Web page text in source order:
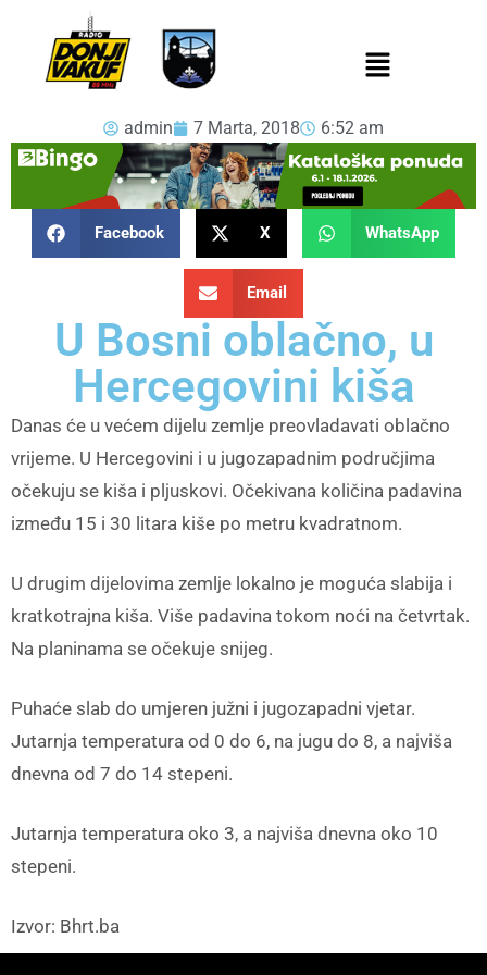
admin 7 Marta, 2018 6:52 am
Facebook X WhatsApp
Email
U Bosni oblačno, u
Hercegovini kiša
Danas će u većem dijelu zemlje preovladavati oblačno
vrijeme. U Hercegovini i u jugozapadnim područjima
očekuju se kiša i pljuskovi. Očekivana količina padavina
između 15 i 30 litara kiše po metru kvadratnom.
U drugim dijelovima zemlje lokalno je moguća slabija i
kratkotrajna kiša. Više padavina tokom noći na četvrtak.
Na planinama se očekuje snijeg.
Puhaće slab do umjeren južni i jugozapadni vjetar.
Jutarnja temperatura od 0 do 6, na jugu do 8, a najviša
dnevna od 7 do 14 stepeni.
Jutarnja temperatura oko 3, a najviša dnevna oko 10
stepeni.
Izvor: Bhrt.ba